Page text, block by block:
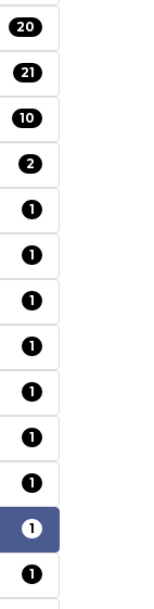
20
21
10
2
1
1
1
1
1
1
1
1
1